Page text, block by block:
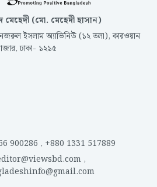
মেহেদী (মো. মেহেদী হাসান)
ইসলাম অ্যাভিনিউ (১২ তলা), কারওয়ান
ঢাকা- ১২১৫
900286 , +880 1331 517889
,